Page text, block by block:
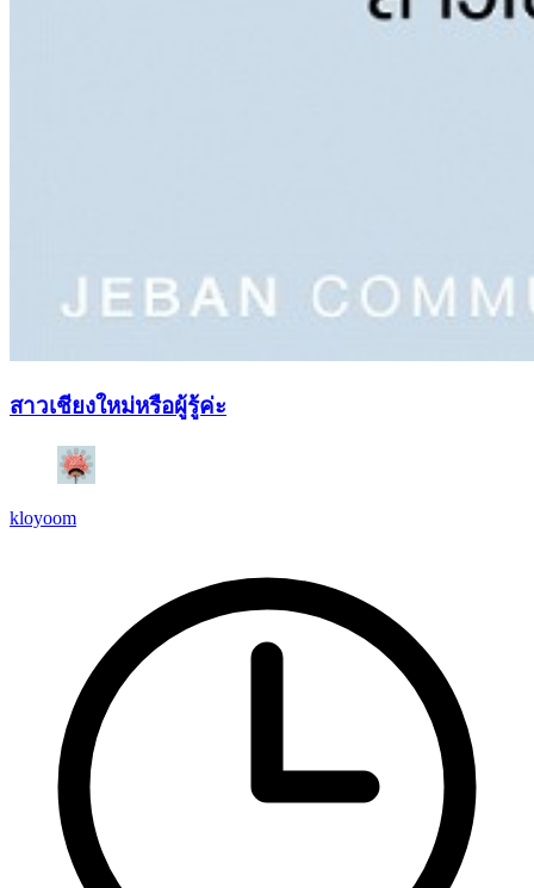
สาวเชียงใหม่หรือผู้รู้ค่ะ
kloyoom